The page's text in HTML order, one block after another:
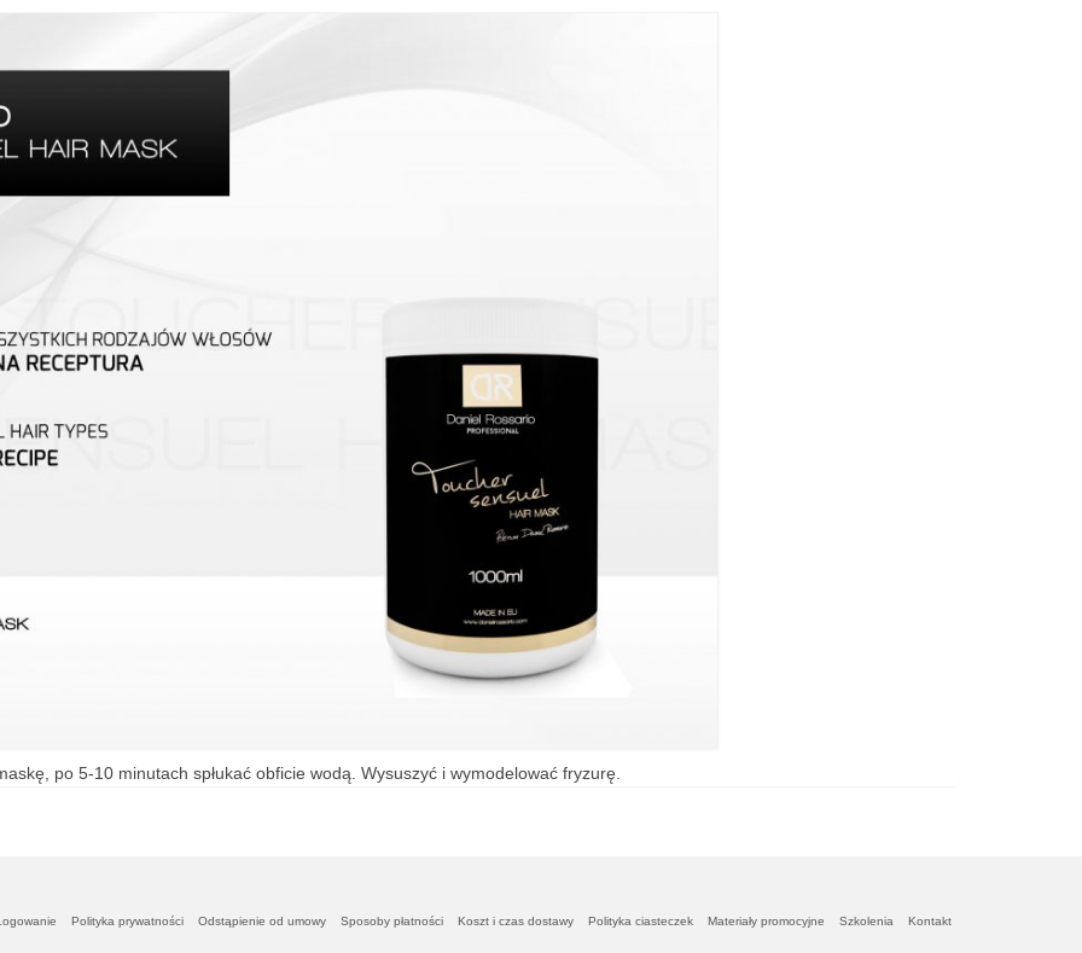
po 5-10 minutach spłukać obficie wodą. Wysuszyć i wymodelować fryzurę.
Polityka prywatności Odstąpienie od umowy Sposoby płatności Koszt i czas dostawy Polityka ciasteczek Materiały promocyjne Szkolenia Kontakt